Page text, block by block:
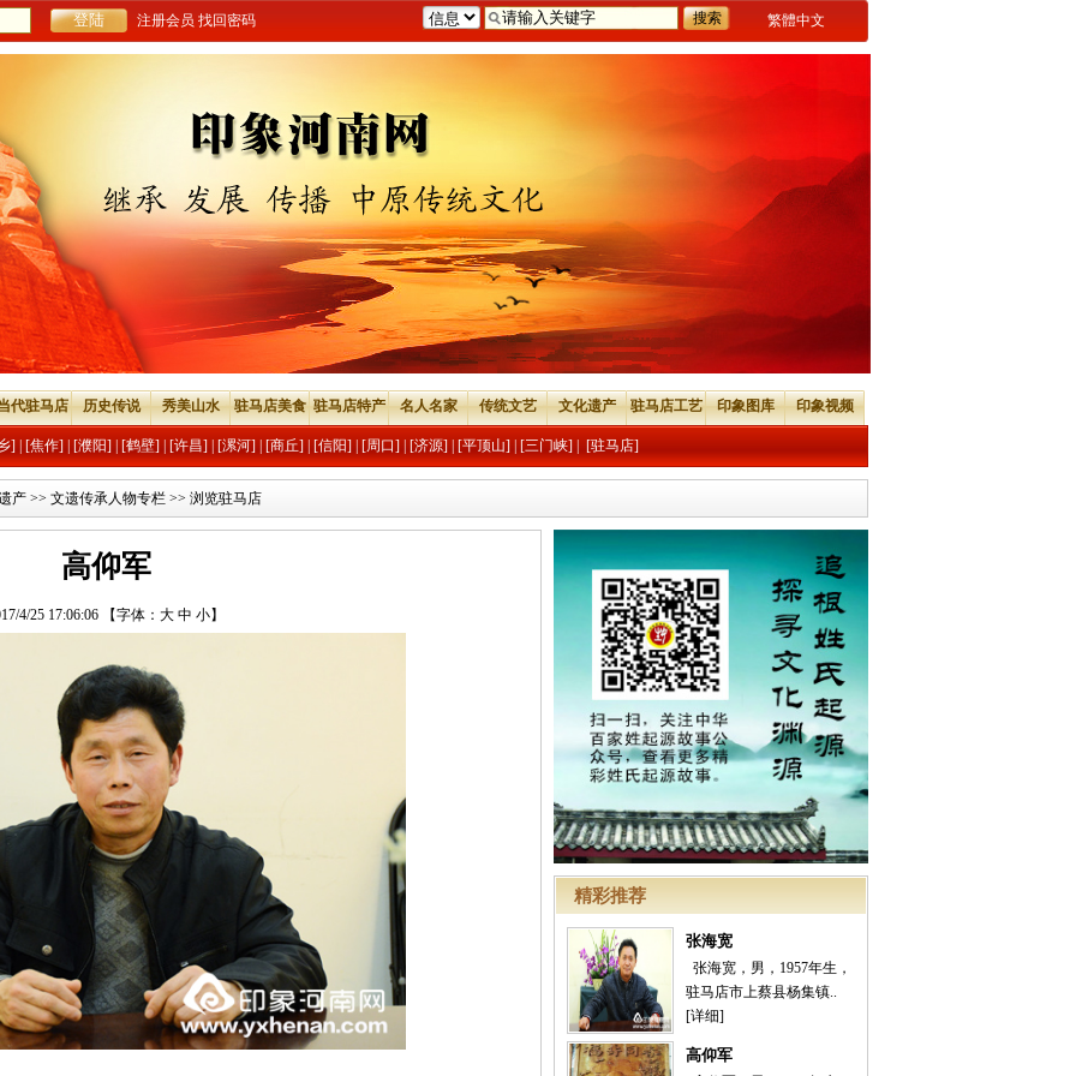
繁體中文
注册会员 找回密码
代驻马店 历史传说 秀美山水 驻马店美食 驻马店特产 名人名家 传统文艺 文化遗产 驻马店工艺 印象图库 印象视频
] [焦作] [濮阳] [鹤壁] [许昌] [漯河] [商丘] [信阳] [周口] [济源] [平顶山] [三门峡] [驻马店]
产 >> 文遗传承人物专栏 >> 浏览驻马店
精彩推荐
张海宽
张海宽，男，1957年生，
驻马店市上蔡县杨集镇..
[详细]
高仰军
高仰军
4/25 17:06:06 【字体： 大 中 小】